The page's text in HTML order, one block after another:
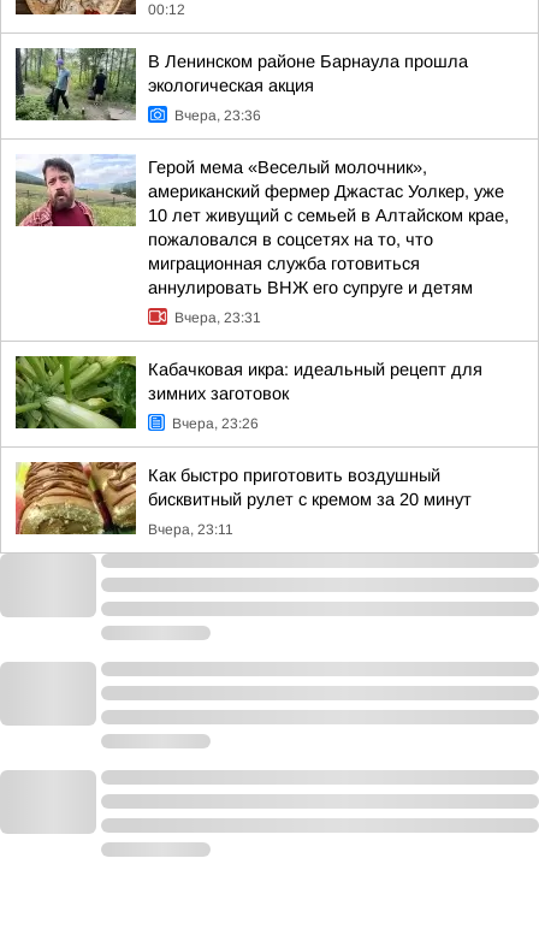
00:12
В Ленинском районе Барнаула прошла
экологическая акция
Вчера, 23:36
Герой мема «Веселый молочник»,
американский фермер Джастас Уолкер, уже
10 лет живущий с семьей в Алтайском крае,
пожаловался в соцсетях на то, что
миграционная служба готовиться
аннулировать ВНЖ его супруге и детям
Вчера, 23:31
Кабачковая икра: идеальный рецепт для
зимних заготовок
Вчера, 23:26
Как быстро приготовить воздушный
бисквитный рулет с кремом за 20 минут
Вчера, 23:11